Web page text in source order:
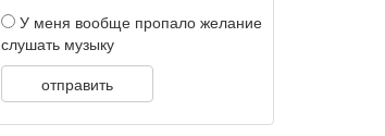
У меня вообще пропало желание
слушать музыку
отправить